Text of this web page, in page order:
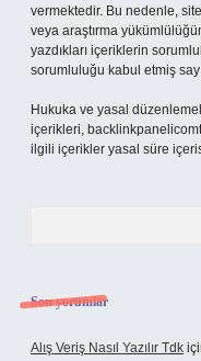
vermektedir. Bu nedenle,
veya araştırma
yazdıkları içeriklerin
sorumluluğu kabul etmiş
Hukuka ve yasal
içerikleri,
ilgili içerikler yasal süre
Son yorumlar
Alış Veriş Nasıl Yazılır Tdk